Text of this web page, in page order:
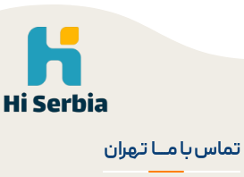
تماس با مــــا تهران